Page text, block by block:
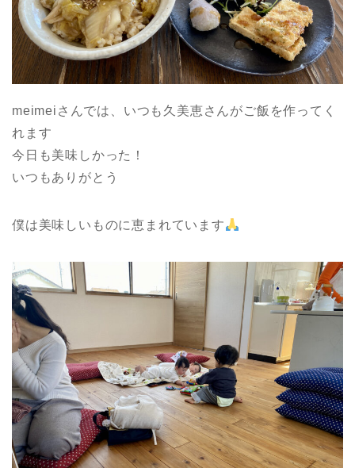
meimeiさんでは、いつも久美恵さんがご飯を作ってく
れます
今日も美味しかった！
いつもありがとう
僕は美味しいものに恵まれています